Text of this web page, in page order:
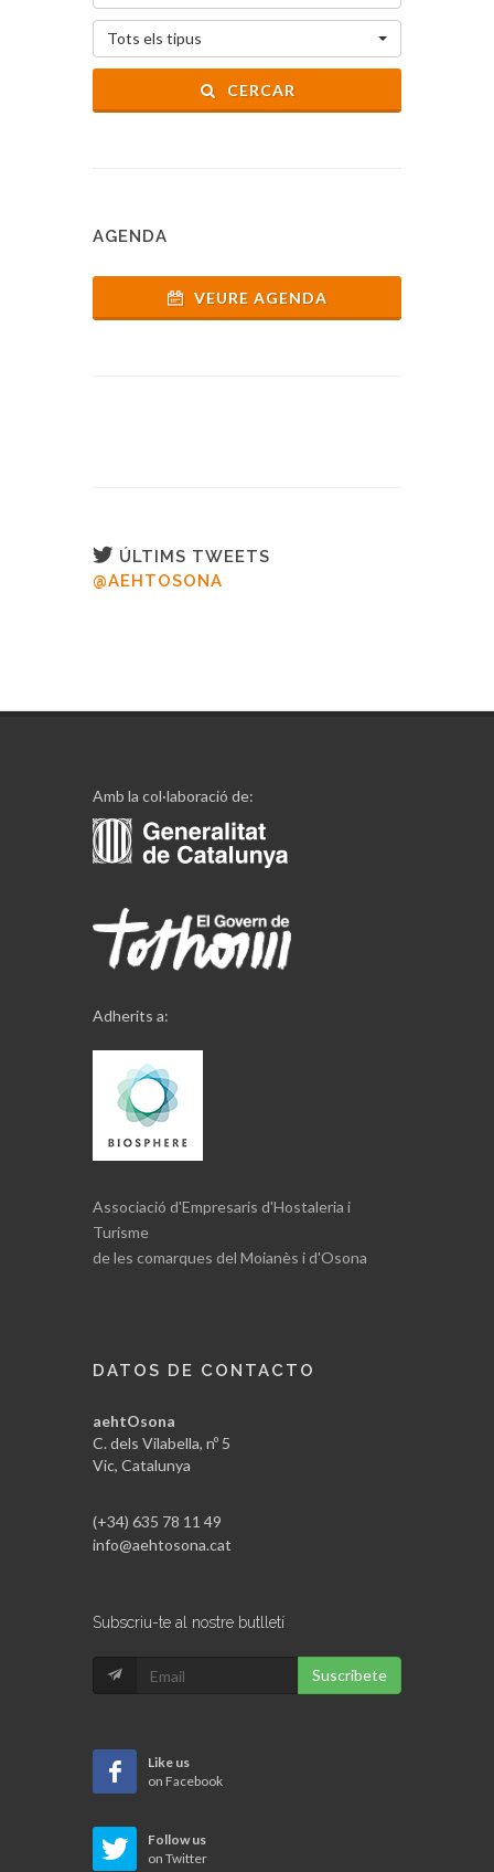
Tots els tipus
CERCAR
AGENDA
VEURE AGENDA
ÚLTIMS TWEETS
@AEHTOSONA
Amb la col·laboració de:
Adherits a:
Associació d'Empresaris d'Hostaleria i
Turisme
de les comarques del Moianès i d'Osona
DATOS DE CONTACTO
aehtOsona
C. dels Vilabella, nº 5
Vic, Catalunya
(+34) 635 78 11 49
info@aehtosona.cat
Subscriu-te al nostre butlletí
Suscribete
Like us
on Facebook
Follow us
on Twitter